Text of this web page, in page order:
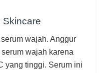
Skincare
wajah. Anggur
wajah karena
yang tinggi. Serum ini